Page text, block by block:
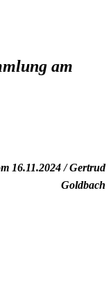
am
16.11.2024 / Gertrud
Goldbach